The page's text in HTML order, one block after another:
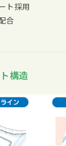
ト採用
合
構造